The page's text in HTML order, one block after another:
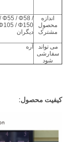
اندازه
محصول
مشترک
Φ55 / Φ58 /
دیگران
می تواند
سفارشی
شود
آره
کیفیت محصول: